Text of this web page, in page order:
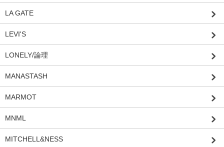
LA GATE
LEVI'S
LONELY/論理
MANASTASH
MARMOT
MNML
MITCHELL&NESS